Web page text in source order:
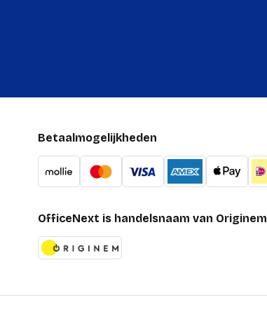
Betaalmogelijkheden
OfficeNext is handelsnaam van Originem